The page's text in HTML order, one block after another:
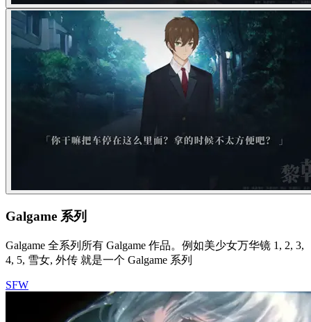
Galgame 系列
Galgame 全系列所有 Galgame 作品。例如美少女万华镜 1, 2, 3,
4, 5, 雪女, 外传 就是一个 Galgame 系列
SFW